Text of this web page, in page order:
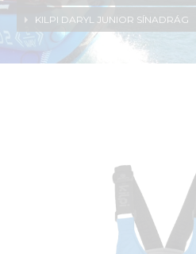
KILPI DARYL JUNIOR SÍNADRÁG